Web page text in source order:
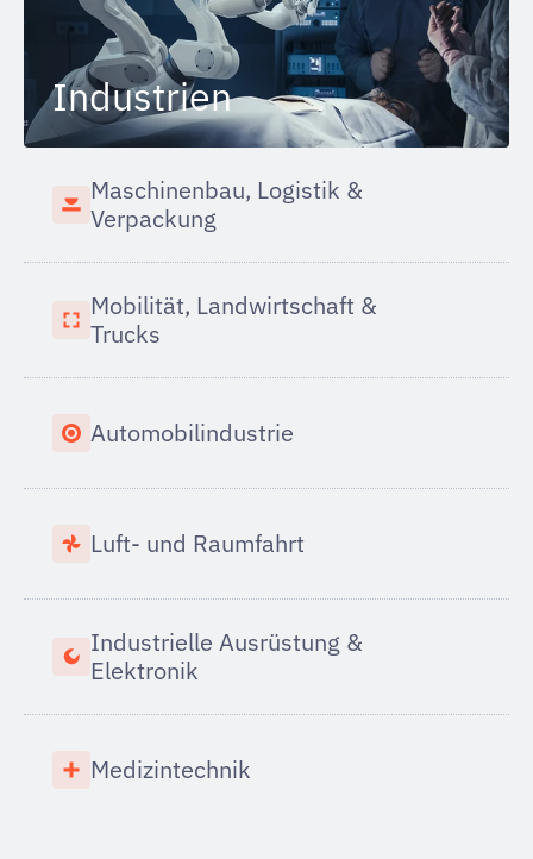
Industrien
Maschinenbau, Logistik &
Verpackung
Mobilität, Landwirtschaft &
Trucks
Automobilindustrie
Luft- und Raumfahrt
Industrielle Ausrüstung &
Elektronik
Medizintechnik